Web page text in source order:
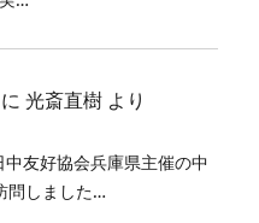
に光斎直樹 より
友好協会兵庫県主催の中
問しました…